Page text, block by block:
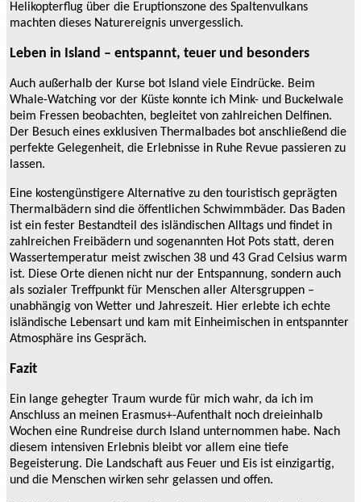
Helikopterflug über die Eruptionszone des Spaltenvulkans
machten dieses Naturereignis unvergesslich.
Leben in Island – entspannt, teuer und besonders
Auch außerhalb der Kurse bot Island viele Eindrücke. Beim
Whale-Watching vor der Küste konnte ich Mink- und Buckelwale
beim Fressen beobachten, begleitet von zahlreichen Delfinen.
Der Besuch eines exklusiven Thermalbades bot anschließend die
perfekte Gelegenheit, die Erlebnisse in Ruhe Revue passieren zu
lassen.
Eine kostengünstigere Alternative zu den touristisch geprägten
Thermalbädern sind die öffentlichen Schwimmbäder. Das Baden
ist ein fester Bestandteil des isländischen Alltags und findet in
zahlreichen Freibädern und sogenannten Hot Pots statt, deren
Wassertemperatur meist zwischen 38 und 43 Grad Celsius warm
ist. Diese Orte dienen nicht nur der Entspannung, sondern auch
als sozialer Treffpunkt für Menschen aller Altersgruppen –
unabhängig von Wetter und Jahreszeit. Hier erlebte ich echte
isländische Lebensart und kam mit Einheimischen in entspannter
Atmosphäre ins Gespräch.
Fazit
Ein lange gehegter Traum wurde für mich wahr, da ich im
Anschluss an meinen Erasmus+-Aufenthalt noch dreieinhalb
Wochen eine Rundreise durch Island unternommen habe. Nach
diesem intensiven Erlebnis bleibt vor allem eine tiefe
Begeisterung. Die Landschaft aus Feuer und Eis ist einzigartig,
und die Menschen wirken sehr gelassen und offen.